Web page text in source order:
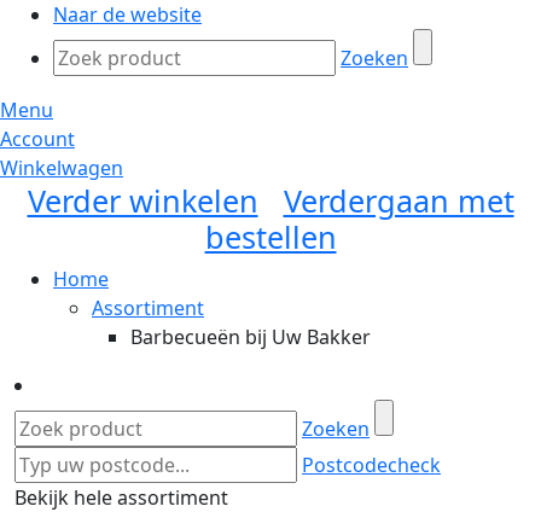
Naar de website
Zoeken
Menu
Account
Winkelwagen
Verder winkelen
Verdergaan met
bestellen
Home
Assortiment
Barbecueën bij Uw Bakker
Zoeken
Postcodecheck
Bekijk hele assortiment